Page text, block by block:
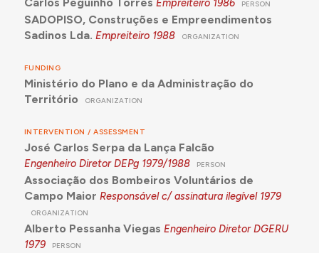
Empreiteiro 1986 PERSON
SADOPISO, Construções e Empreendimentos
Sadinos Lda. Empreiteiro 1988 ORGANIZATION
FUNDING
Ministério do Plano e da Administração do
Território
ORGANIZATION
INTERVENTION / ASSESSMENT
José Carlos Serpa da Lança Falcão
Engenheiro Diretor DEPg 1979/1988 PERSON
Associação dos Bombeiros Voluntários de
Campo Maior Responsável c/ assinatura ilegível 1979
ORGANIZATION
Alberto Pessanha Viegas Engenheiro Diretor DGERU
1979
PERSON